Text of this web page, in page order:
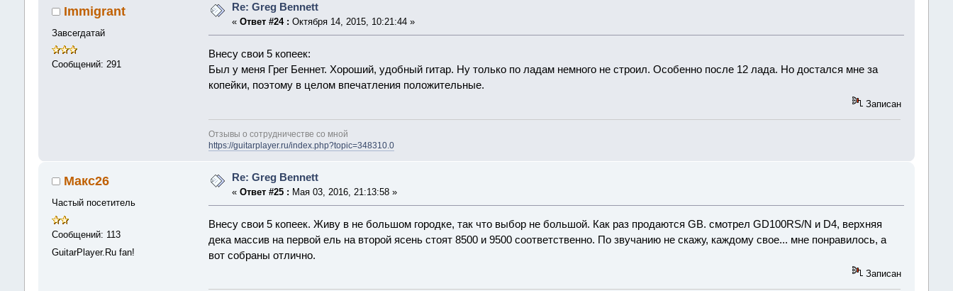
Immigrant
Завсегдатай
Сообщений: 291
Re: Greg Bennett
«Ответ #24 : Октября 14, 2015, 10:21:44 »
Внесу свои 5 копеек:
Был у меня Грег Беннет. Хороший, удобный гитар. Ну только по ладам немного не строил. Особенно после 12 лада. Но достался мне за
копейки, поэтому в целом впечатления положительные.
Записан
Отзывы о сотрудничестве со мной
https://guitarplayer.ru/index.php?topic=348310.0
Макс26
Частый посетитель
Сообщений: 113
GuitarPlayer.Ru fan!
Re: Greg Bennett
«Ответ #25 : Мая 03, 2016, 21:13:58 »
Внесу свои 5 копеек. Живу в не большом городке, так что выбор не большой. Как раз продаютcя GB. смотрел GD100RS/N и D4, верхняя
дека массив на первой ель на второй ясень стоят 8500 и 9500 соответственно. По звучанию не скажу, каждому свое... мне понравилось, а
вот собраны отлично.
Записан